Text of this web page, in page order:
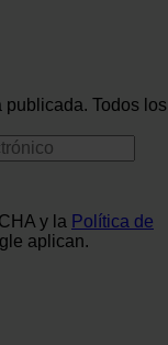
Todos los
y la Política de
aplican.